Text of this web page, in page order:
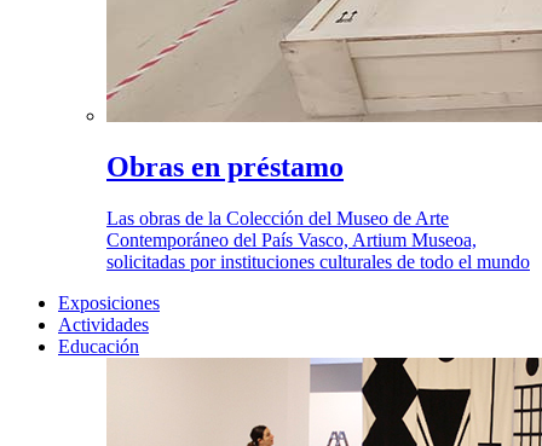
Obras en préstamo
Las obras de la Colección del Museo de Arte
Contemporáneo del País Vasco, Artium Museoa,
solicitadas por instituciones culturales de todo el mundo
Exposiciones
Actividades
Educación